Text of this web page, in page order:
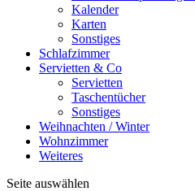
Kalender
Karten
Sonstiges
Schlafzimmer
Servietten & Co
Servietten
Taschentücher
Sonstiges
Weihnachten / Winter
Wohnzimmer
Weiteres
Seite auswählen